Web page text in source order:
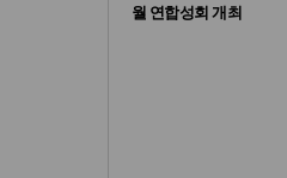
월 연합성회 개최